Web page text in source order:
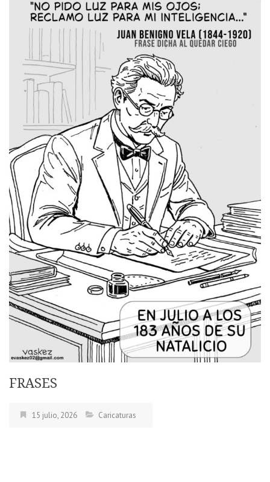
FRASES
15 julio, 2026 Caricaturas